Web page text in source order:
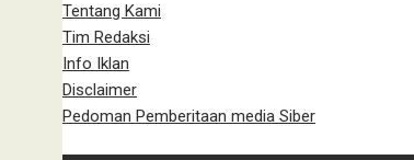
Tentang Kami
Tim Redaksi
Info Iklan
Disclaimer
Pedoman Pemberitaan media Siber